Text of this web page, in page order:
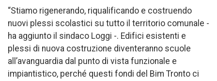
“Stiamo rigenerando, riqualificando e costruendo
nuovi plessi scolastici su tutto il territorio comunale -
ha aggiunto il sindaco Loggi -. Edifici esistenti e
plessi di nuova costruzione diventeranno scuole
all’avanguardia dal punto di vista funzionale e
impiantistico, perché questi fondi del Bim Tronto ci